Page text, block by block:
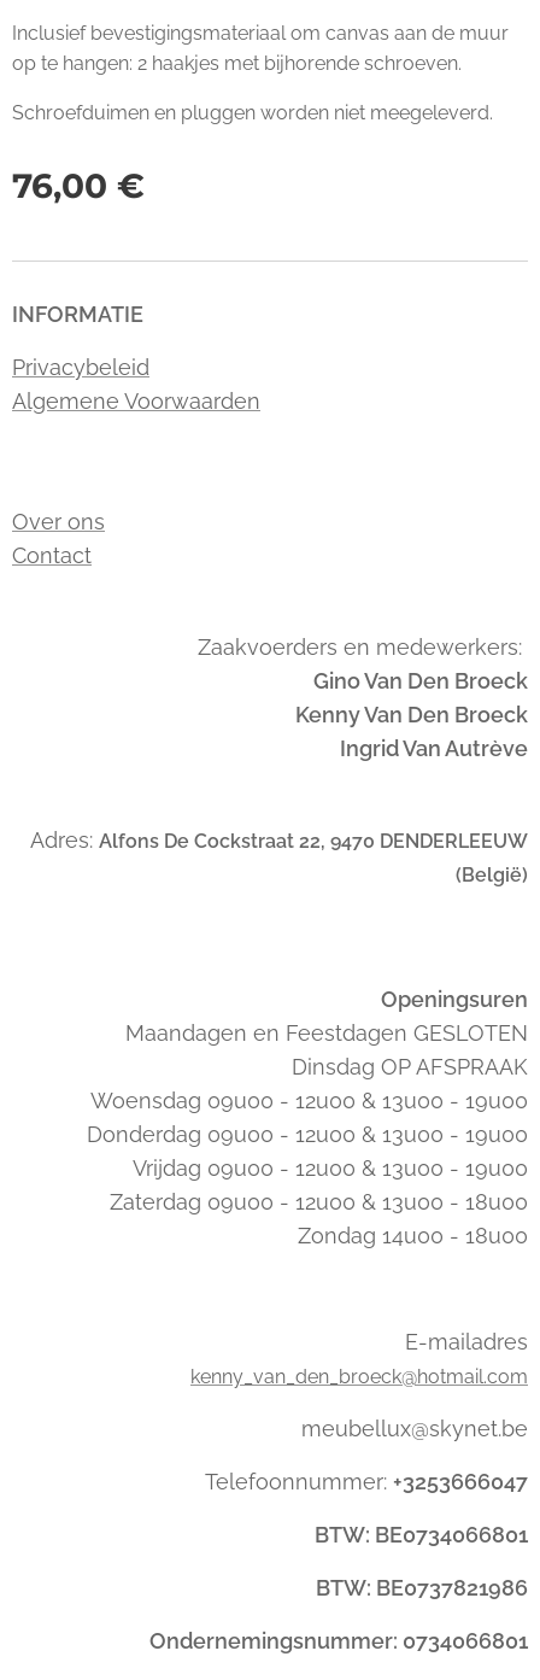
Inclusief bevestigingsmateriaal om canvas aan de muur
op te hangen: 2 haakjes met bijhorende schroeven.
Schroefduimen en pluggen worden niet meegeleverd.
76,00 €
INFORMATIE
Privacybeleid
Algemene Voorwaarden
Over ons
Contact
Zaakvoerders en medewerkers:
Gino Van Den Broeck
Kenny Van Den Broeck
Ingrid Van Autrève
Adres: Alfons De Cockstraat 22, 9470 DENDERLEEUW
(België)
Openingsuren
Maandagen en Feestdagen GESLOTEN
Dinsdag OP AFSPRAAK
Woensdag 09u00 - 12u00 & 13u00 - 19u00
Donderdag 09u00 - 12u00 & 13u00 - 19u00
Vrijdag 09u00 - 12u00 & 13u00 - 19u00
Zaterdag 09u00 - 12u00 & 13u00 - 18u00
Zondag 14u00 - 18u00
E-mailadres
kenny_van_den_broeck@hotmail.com
meubellux@skynet.be
Telefoonnummer: +3253666047
BTW: BE0734066801
BTW: BE0737821986
Ondernemingsnummer: 0734066801